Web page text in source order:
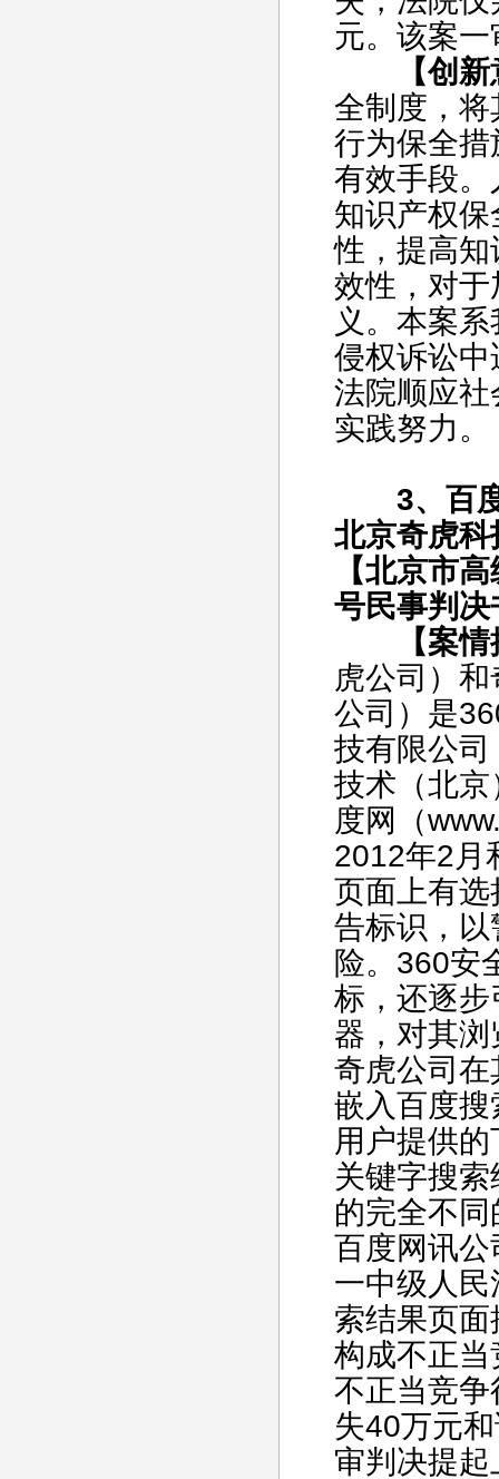
元。该案
【创
全制度，
行为保全
有效手段
知识产权
性，提高
效性，对
义。本案
侵权诉讼
法院顺应
实践努力。
3、百度
北京奇虎
【北京市
号民事判决
【案情
虎公司）
公司）是
技有限公
技术（北
度网（
2012年2月
页面上有
告标识，
险。360安
标，还逐
器，对其
奇虎公司
嵌入百度
用户提供
关键字搜
的完全不
百度网讯
一中级人
索结果页
构成不正
不正当竞
失40万元
审判决提